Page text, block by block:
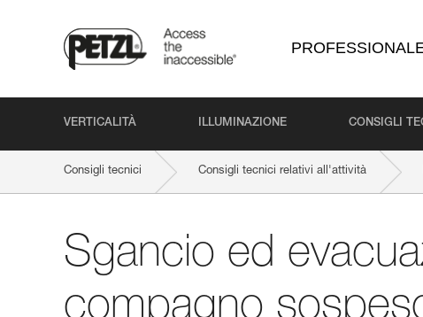
VERTICALITÀ ILLUMINAZIONE CONSIGLI
Consigli tecnici Consigli tecnici relativi all'attività
Sgancio ed